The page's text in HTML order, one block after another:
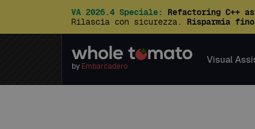
VA 2026.4 Speciale: Refactoring C++
Rilascia con sicurezza. Risparmia
by Embarcadero
Visual